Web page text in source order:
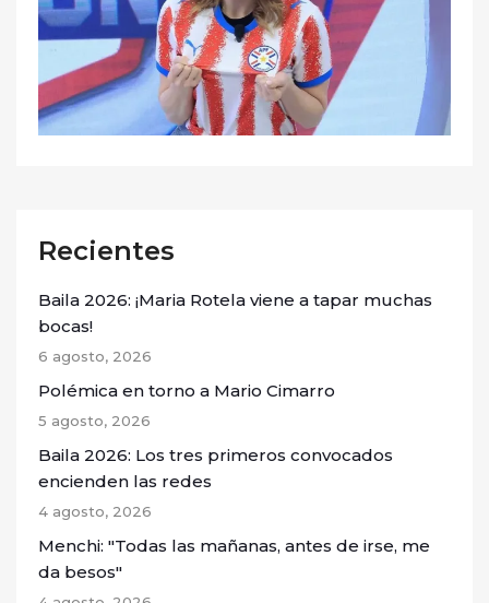
Recientes
Baila 2026: ¡Maria Rotela viene a tapar muchas
bocas!
6 agosto, 2026
Polémica en torno a Mario Cimarro
5 agosto, 2026
Baila 2026: Los tres primeros convocados
encienden las redes
4 agosto, 2026
Menchi: "Todas las mañanas, antes de irse, me
da besos"